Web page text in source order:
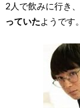
2人で飲みに行き、
っていたようです。